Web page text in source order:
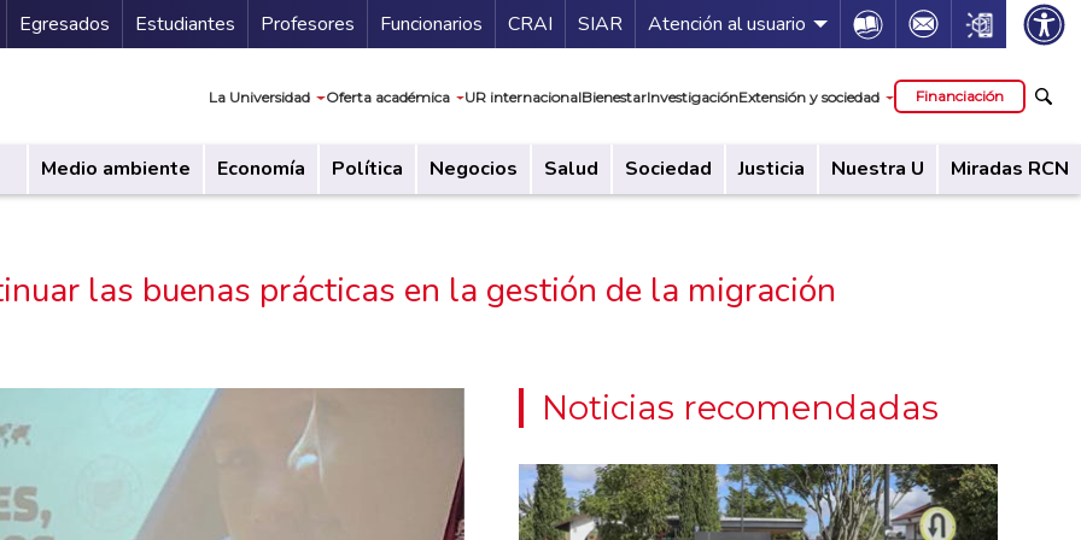
Secundario
Egresados Estudiantes Profesores Funcionarios Guía de servicios
CRAI SIAR Atención al usuario Icon Icon Icon
La Universidad Oferta académica UR internacionalBienestarInvestigaciónExtensión y sociedad Financiación
Medio ambiente Economía Política Negocios Salud Sociedad Justicia Nuestra U Miradas RCN
las buenas prácticas en la gestión de la migración
Noticias recomendadas